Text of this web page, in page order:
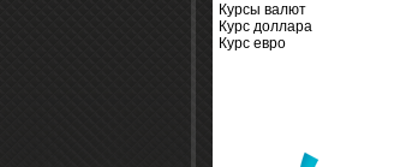
Курсы валют
Курс доллара
Курс евро